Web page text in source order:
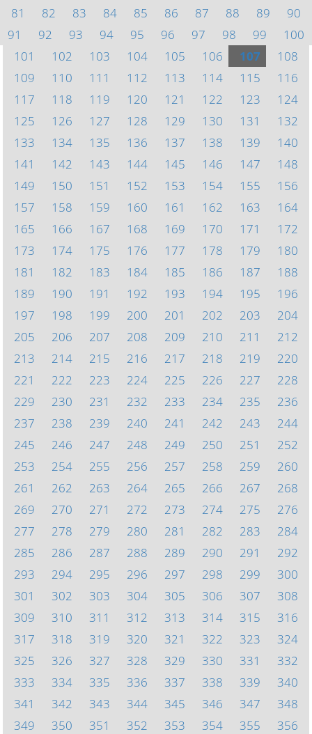
81
82 83 84 85 86 87 88 89
90
91
92 93 94 95 96 97 98 99
100
101
102 103 104 105 106 107
108
109
110 111 112 113 114 115
116
117
118 119 120 121 122 123
124
125
126 127 128 129 130 131
132
133
134 135 136 137 138 139
140
141
142 143 144 145 146 147
148
149
150 151 152 153 154 155
156
157
158 159 160 161 162 163
164
165
166 167 168 169 170 171
172
173
174 175 176 177 178 179
180
181
182 183 184 185 186 187
188
189
190 191 192 193 194 195
196
197
198 199 200 201 202 203
204
205
206 207 208 209 210 211
212
213
214 215 216 217 218 219
220
221
222 223 224 225 226 227
228
229
230 231 232 233 234 235
236
237
238 239 240 241 242 243
244
245
246 247 248 249 250 251
252
253
254 255 256 257 258 259
260
261
262 263 264 265 266 267
268
269
270 271 272 273 274 275
276
277
278 279 280 281 282 283
284
285
286 287 288 289 290 291
292
293
294 295 296 297 298 299
300
301
302 303 304 305 306 307
308
309
310 311 312 313 314 315
316
317
318 319 320 321 322 323
324
325
326 327 328 329 330 331
332
333
334 335 336 337 338 339
340
341
342 343 344 345 346 347
348
349
350 351 352 353 354 355 356